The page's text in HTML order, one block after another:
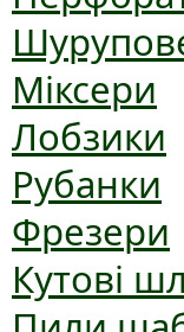
Міксери
Лобзики
Рубанки
Фрезери
Кутові